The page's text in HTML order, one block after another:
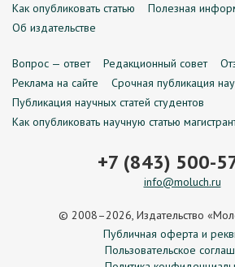
Как опубликовать статью
Полезная
Об издательстве
Вопрос — ответ Редакционный совет
Реклама на сайте
Срочная публикация
Публикация научных статей студентов
Как опубликовать научную статью
+7 (843) 500-
info@moluch.ru
© 2008–2026, Издательство
Публичная оферта и
Пользовательское